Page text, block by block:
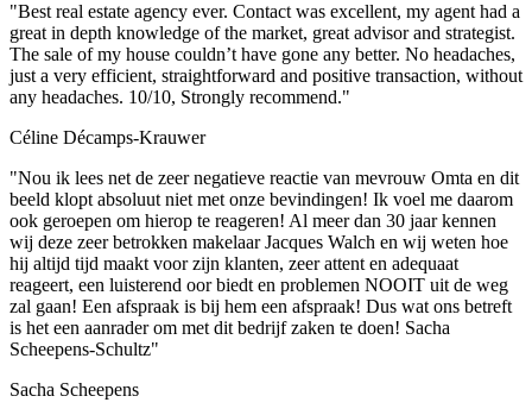
"Best real estate agency ever. Contact was excellent, my agent had a
great in depth knowledge of the market, great advisor and strategist.
The sale of my house couldn’t have gone any better. No headaches,
just a very efficient, straightforward and positive transaction, without
any headaches. 10/10, Strongly recommend."
Céline Décamps-Krauwer
"Nou ik lees net de zeer negatieve reactie van mevrouw Omta en dit
beeld klopt absoluut niet met onze bevindingen! Ik voel me daarom
ook geroepen om hierop te reageren! Al meer dan 30 jaar kennen
wij deze zeer betrokken makelaar Jacques Walch en wij weten hoe
hij altijd tijd maakt voor zijn klanten, zeer attent en adequaat
reageert, een luisterend oor biedt en problemen NOOIT uit de weg
zal gaan! Een afspraak is bij hem een afspraak! Dus wat ons betreft
is het een aanrader om met dit bedrijf zaken te doen! Sacha
Scheepens-Schultz"
Sacha Scheepens